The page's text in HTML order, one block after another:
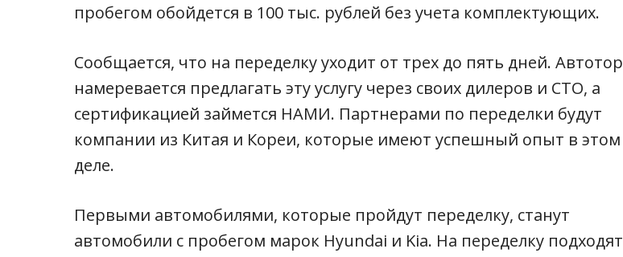
пробегом обойдется в 100 тыс. рублей без учета комплектующих.
Сообщается, что на переделку уходит от трех до пять дней. Автотор
намеревается предлагать эту услугу через своих дилеров и СТО, а
сертификацией займется НАМИ. Партнерами по переделки будут
компании из Китая и Кореи, которые имеют успешный опыт в этом
деле.
Первыми автомобилями, которые пройдут переделку, станут
автомобили с пробегом марок Hyundai и Kia. На переделку подходят